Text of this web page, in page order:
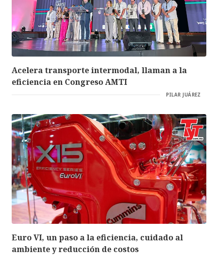
Acelera transporte intermodal, llaman a la
eficiencia en Congreso AMTI
PILAR JUÁREZ
Euro VI, un paso a la eficiencia, cuidado al
ambiente y reducción de costos